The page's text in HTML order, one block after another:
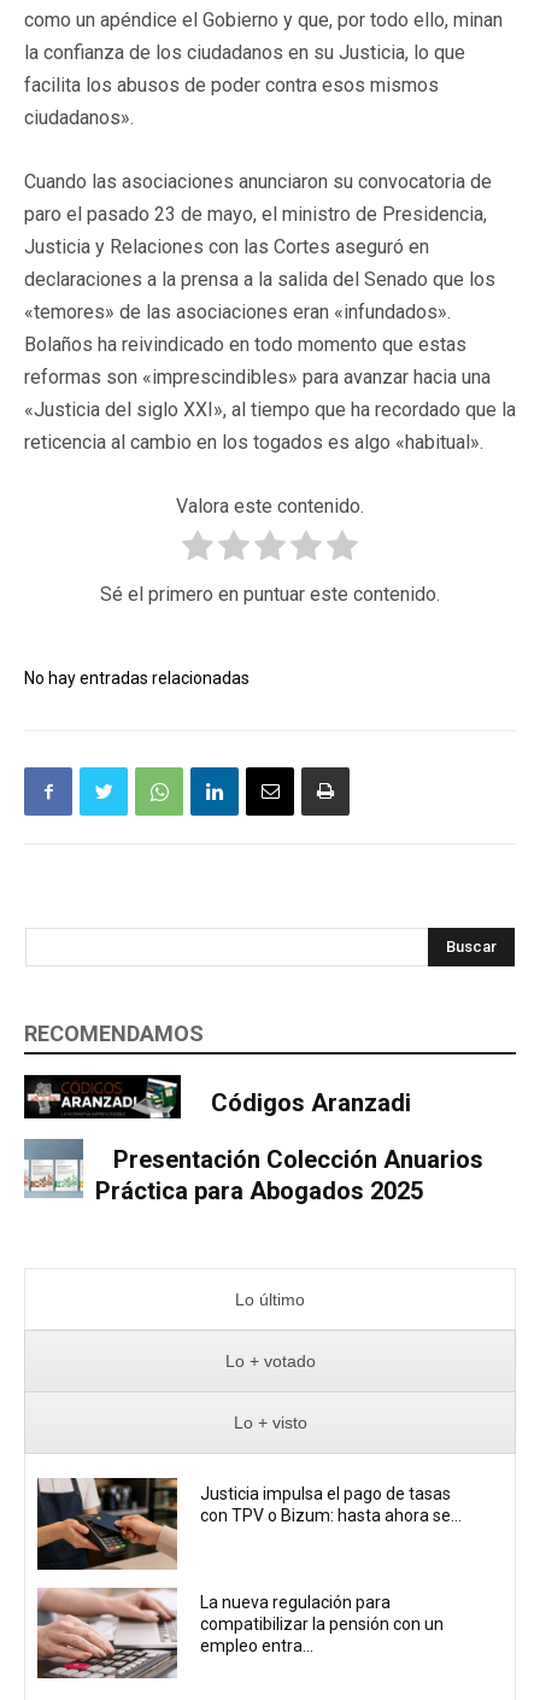
como un apéndice el Gobierno y que, por todo ello, minan
la confianza de los ciudadanos en su Justicia, lo que
facilita los abusos de poder contra esos mismos
ciudadanos».
Cuando las asociaciones anunciaron su convocatoria de
paro el pasado 23 de mayo, el ministro de Presidencia,
Justicia y Relaciones con las Cortes aseguró en
declaraciones a la prensa a la salida del Senado que los
«temores» de las asociaciones eran «infundados».
Bolaños ha reivindicado en todo momento que estas
reformas son «imprescindibles» para avanzar hacia una
«Justicia del siglo XXI», al tiempo que ha recordado que la
reticencia al cambio en los togados es algo «habitual».
Valora este contenido.
Sé el primero en puntuar este contenido.
No hay entradas relacionadas
Buscar
RECOMENDAMOS
Códigos Aranzadi
Presentación Colección Anuarios
Práctica para Abogados 2025
Lo último
Lo + votado
Lo + visto
Justicia impulsa el pago de tasas
con TPV o Bizum: hasta ahora se...
La nueva regulación para
compatibilizar la pensión con un
empleo entra...